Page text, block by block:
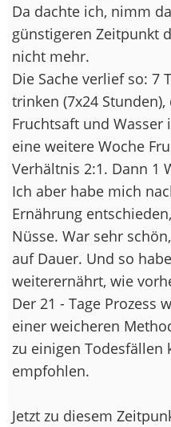
Da dachte ich, nimm
günstigeren Zeitpunkt
nicht mehr.
Die Sache verlief so: 7
trinken (7x24
Fruchtsaft und Wasser
eine weitere Woche
Verhältnis 2:1. Dann 1
Ich aber habe mich
Ernährung
Nüsse. War sehr
auf Dauer. Und so
weiterernährt, wie
Der 21 - Tage Prozess
einer weicheren
zu einigen
empfohlen.
Jetzt zu diesem